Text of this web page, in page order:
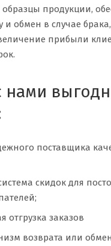
образцы продукции,
и обмен в случае
прибыли
нами
поставщика
скидок для
отгрузка заказов
возврата или